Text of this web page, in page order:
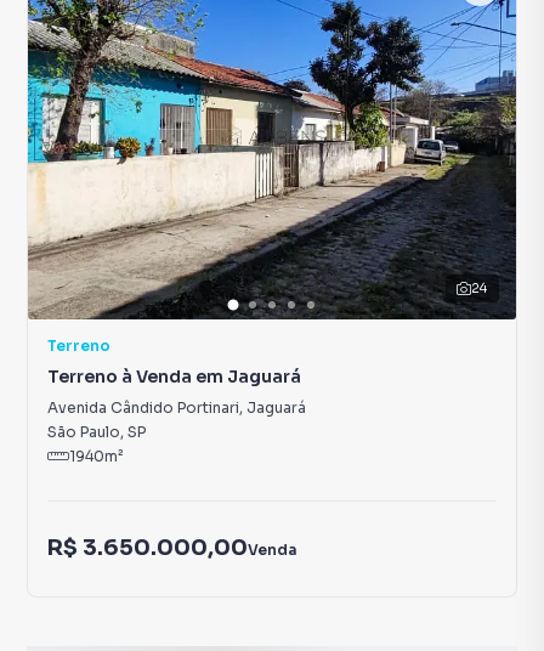
24
Terreno
Terreno à Venda em Jaguará
Avenida Cândido Portinari, Jaguará
São Paulo, SP
1940m²
R$ 3.650.000,00Venda